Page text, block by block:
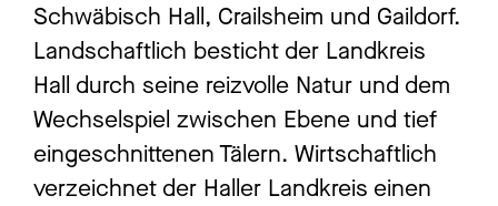
Schwäbisch Hall, Crailsheim und Gaildorf.
Landschaftlich besticht der Landkreis
Hall durch seine reizvolle Natur und dem
Wechselspiel zwischen Ebene und tief
eingeschnittenen Tälern. Wirtschaftlich
verzeichnet der Haller Landkreis einen